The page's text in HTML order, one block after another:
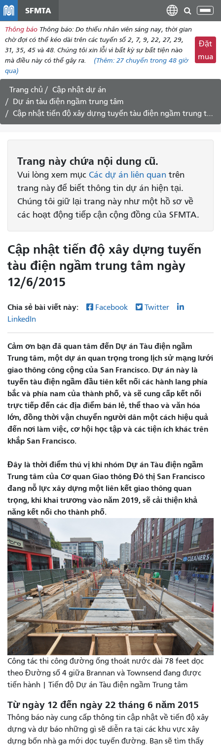
dung
SFMTA
Thông báo Thông báo: Do ​​thiếu nhân viên sáng nay, thời gian
chờ đợi có thể kéo dài trên các tuyến số 2, 7, 9, 22, 27, 29,
31, 35, 45 và 48. Chúng tôi xin lỗi vì bất kỳ sự bất tiện nào
mà điều này có thể gây ra.
(Thêm: 27 chuyến trong 48 giờ
qua)
Đặt
mua
Trang chủ
Cập nhật dự án
Dự án tàu điện ngầm trung tâm
Cập nhật tiến độ xây dựng tuyến tàu điện ngầm trung tâm ngày 12/6/2015
Trang này chứa nội dung cũ.
Vui lòng xem mục Các dự án liên quan trên
trang này để biết thông tin dự án hiện tại.
Chúng tôi giữ lại trang này như một hồ sơ về
các hoạt động tiếp cận cộng đồng của SFMTA.
Cập nhật tiến độ xây dựng tuyến
tàu điện ngầm trung tâm ngày
12/6/2015
Chia sẻ bài viết này: Facebook
Twitter
LinkedIn
Cảm ơn bạn đã quan tâm đến Dự án Tàu điện ngầm
Trung tâm, một dự án quan trọng trong lịch sử mạng lưới
giao thông công cộng của San Francisco. Dự án này là
tuyến tàu điện ngầm đầu tiên kết nối các hành lang phía
bắc và phía nam của thành phố, và sẽ cung cấp kết nối
trực tiếp đến các địa điểm bán lẻ, thể thao và văn hóa
lớn, đồng thời vận chuyển người dân một cách hiệu quả
đến nơi làm việc, cơ hội học tập và các tiện ích khác trên
khắp San Francisco.
Đây là thời điểm thú vị khi nhóm Dự án Tàu điện ngầm
Trung tâm của Cơ quan Giao thông Đô thị San Francisco
đang nỗ lực xây dựng một liên kết giao thông quan
trọng, khi khai trương vào năm 2019, sẽ cải thiện khả
năng kết nối cho thành phố.
Công tác thi công đường ống thoát nước dài 78 feet dọc
theo Đường số 4 giữa Brannan và Townsend đang được
tiến hành | Tiến độ Dự án Tàu điện ngầm Trung tâm
Từ ngày 12 đến ngày 22 tháng 6 năm 2015
Thông báo này cung cấp thông tin cập nhật về tiến độ xây
dựng và dự báo những gì sẽ diễn ra tại các khu vực xây
dựng bốn nhà ga mới dọc tuyến đường. Bạn sẽ tìm thấy